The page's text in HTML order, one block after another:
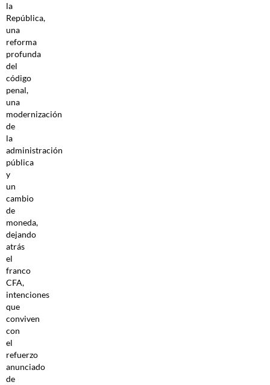
la
República,
una
reforma
profunda
del
código
penal,
una
modernización
de
la
administración
pública
y
un
cambio
de
moneda,
dejando
atrás
el
franco
CFA,
intenciones
que
conviven
con
el
refuerzo
anunciado
de